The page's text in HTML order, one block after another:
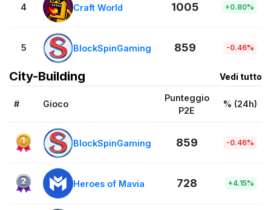
4 Craft World 1005 +0.80%
5 BlockSpinGaming 859 -0.46%
City-Building Vedi tutto
# Gioco
Punteggio
P2E
% (24h)
BlockSpinGaming 859 -0.46%
Heroes of Mavia 728 +4.15%